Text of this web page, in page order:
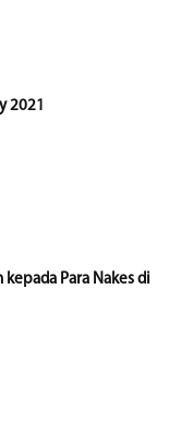
2021
Para Nakes di